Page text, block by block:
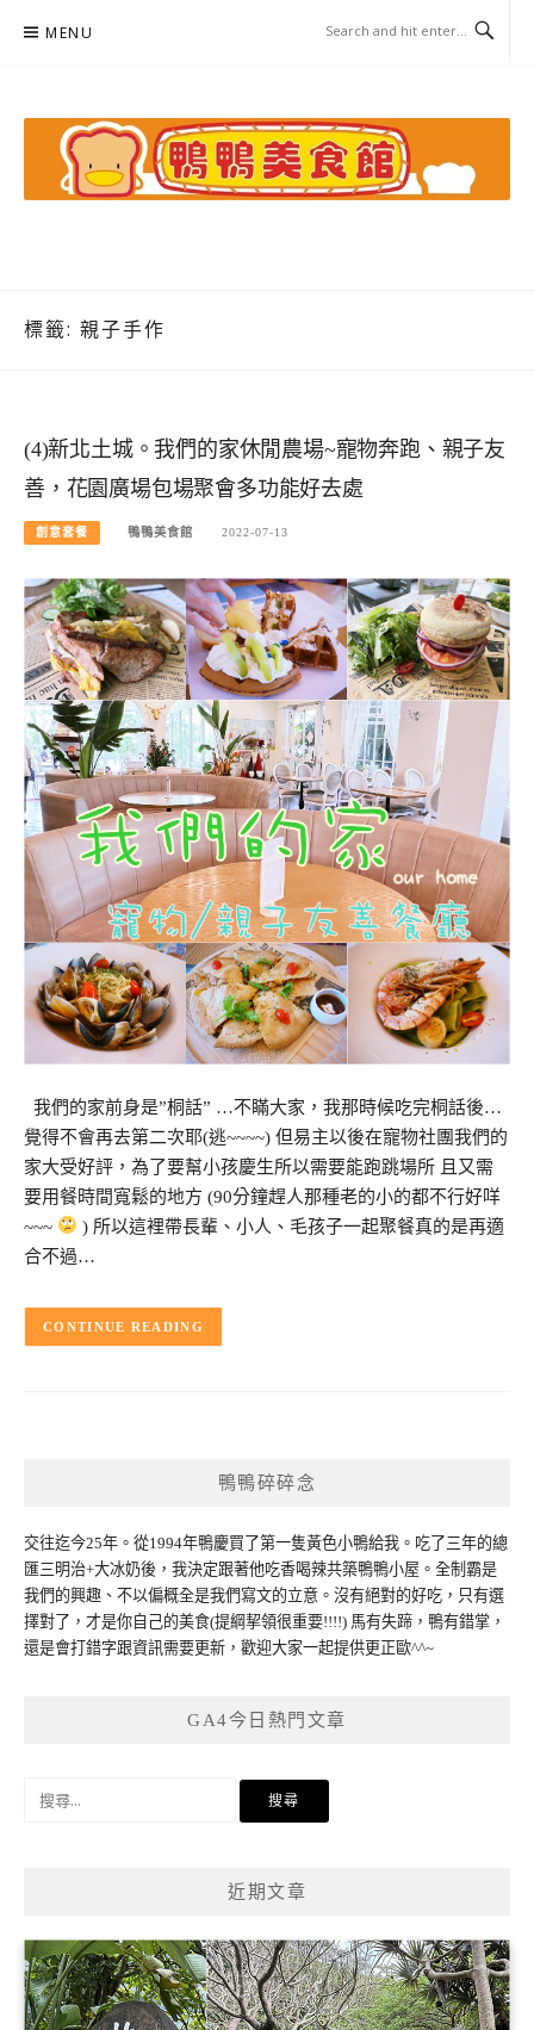
MENU
標籤: 親子手作
(4)新北土城。我們的家休閒農場~寵物奔跑、親子友
善，花園廣場包場聚會多功能好去處
創意套餐 鴨鴨美食館 2022-07-13
我們的家前身是”桐話” …不瞞大家，我那時候吃完桐話後…
覺得不會再去第二次耶(逃~~~~) 但易主以後在寵物社團我們的
家大受好評，為了要幫小孩慶生所以需要能跑跳場所 且又需
要用餐時間寬鬆的地方 (90分鐘趕人那種老的小的都不行好咩
~~~
) 所以這裡帶長輩、小人、毛孩子一起聚餐真的是再適
合不過…
CONTINUE READING
鴨鴨碎碎念
交往迄今25年。從1994年鴨慶買了第一隻黃色小鴨給我。吃了三年的總
匯三明治+大冰奶後，我決定跟著他吃香喝辣共築鴨鴨小屋。全制霸是
我們的興趣、不以偏概全是我們寫文的立意。沒有絕對的好吃，只有選
擇對了，才是你自己的美食(提綱挈領很重要!!!!) 馬有失蹄，鴨有錯掌，
還是會打錯字跟資訊需要更新，歡迎大家一起提供更正歐^^~
GA4今日熱門文章
近期文章